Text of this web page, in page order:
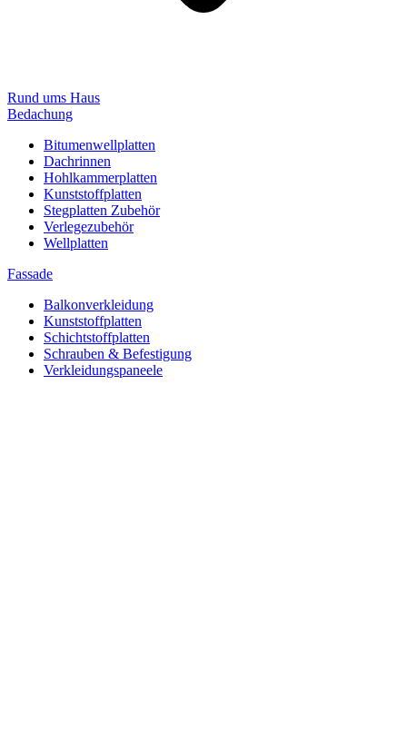
Rund ums Haus
Bedachung
Bitumenwellplatten
Dachrinnen
Hohlkammerplatten
Kunststoffplatten
Stegplatten Zubehör
Verlegezubehör
Wellplatten
Fassade
Balkonverkleidung
Kunststoffplatten
Schichtstoffplatten
Schrauben & Befestigung
Verkleidungspaneele